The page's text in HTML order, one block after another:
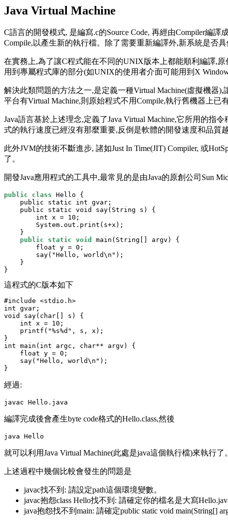
Java Virtual Machine
C語言的開發模式, 是編寫.c的Source Code, 再經由Compiler編
Compile,以產生新的執行檔。除了需要重新編譯外,新系統是否
在實務上,為了讓C程式能在不同的UNIX版本上都能順利編譯,
用到專屬程式庫的部分(如UNIX的使用者介面可能用到X
解決此類問題的方法之一,是定義一種Virtual Machine(虛擬機器
平台有Virtual Machine,則原始程式不用Compile,執行舊機器上
Java語言基於上述理念,定義了Java Virtual Machine,它所用的指
式的執行速度已經沒有那麼重要,反倒是軟體的開發速度和品質
此外JVM的技術不斷進步, 諸如Just In Time(JIT) Compiler, 或
了。
開發Java應用程式的工具中,最常見的是由Java的原創公司Sun
public class Hello {
    public static int gvar;
    public static void say(String s) {
        int x = 10;
        System.out.print(s+x);
    }
public
static void
main(String[] argv) {
        float y = 0;
        say("Hello, world\n");
    }
這程式的C版本如下
#include <stdio.h>
int gvar;
void say(char[] s) {
    int x = 10;
    printf("%s%d", s, x);
}
int main(int argc, char** argv) {
    float y = 0;
    say("Hello, world\n");
經過:
編譯完成後會產生byte code格式的Hello.class,然後
就可以利用Java Virtual Machine(此處是java這個執行檔)來執行了。
上述過程中幾個比較會發生的問題是
javac找不到: 請設定path這個環境變數。
javac抱怨class Hello找不到: 請確定你的檔名是大寫
java抱怨找不到main: 請確定public static void main(String[]